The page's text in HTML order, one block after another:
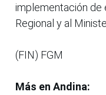
implementación de
Regional y al
(FIN) FGM
Más en Andina: